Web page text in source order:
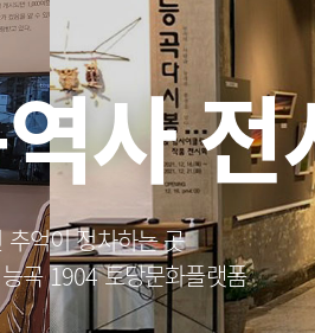
사 전
추억이 정차하는 곳
곡 1904 토당문화플랫폼